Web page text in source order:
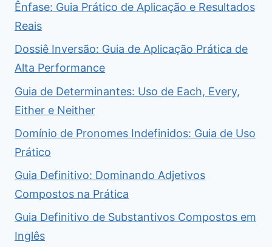
Ênfase: Guia Prático de Aplicação e Resultados
Reais
Dossiê Inversão: Guia de Aplicação Prática de
Alta Performance
Guia de Determinantes: Uso de Each, Every,
Either e Neither
Domínio de Pronomes Indefinidos: Guia de Uso
Prático
Guia Definitivo: Dominando Adjetivos
Compostos na Prática
Guia Definitivo de Substantivos Compostos em
Inglês